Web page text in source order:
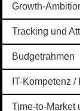
Growth-
Tracking und
Budgetrahmen
IT-Kompetenz
Time-to-Market